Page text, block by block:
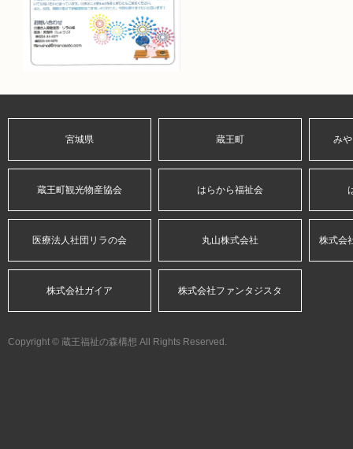
宮城県 蔵王町 み
蔵王町観光物産協会 はらから福祉会
医療法人社団リラの会 丸山株式会社 株式会
株式会社ガイア 株式会社ファンタジスタ
Copyright © 蔵王福祉の森構想 All Rights Reserved.